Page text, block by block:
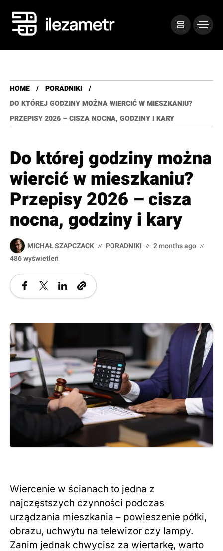
HOME
PORADNIKI
DO KTÓREJ GODZINY MOŻNA WIERCIĆ W MIESZKANIU?
PRZEPISY 2026 – CISZA NOCNA, GODZINY I KARY
Do której godziny można
wiercić w mieszkaniu?
Przepisy 2026 – cisza
nocna, godziny i kary
MICHAŁ SZAPCZACK PORADNIKI
2 months ago
486 wyświetleń
Wiercenie w ścianach to jedna z
najczęstszych czynności podczas
urządzania mieszkania – powieszenie półki,
obrazu, uchwytu na telewizor czy lampy.
Zanim jednak chwycisz za wiertarkę, warto